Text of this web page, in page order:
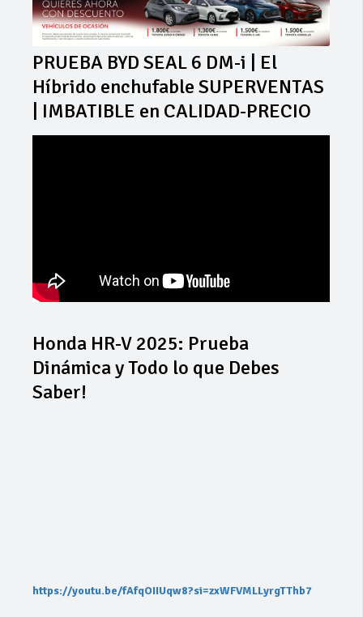
PRUEBA BYD SEAL 6 DM-i | El
Híbrido enchufable SUPERVENTAS
| IMBATIBLE en CALIDAD-PRECIO
Honda HR-V 2025: Prueba
Dinámica y Todo lo que Debes
Saber!
https://youtu.be/fAfqOIIUqw8?si=zxWFVMLLyrgTThb7